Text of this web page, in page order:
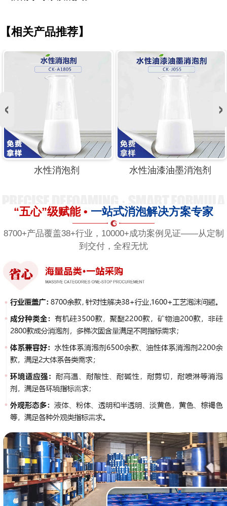
【相关产品推荐】
水性消泡剂 水性油漆油墨消泡剂
“五心”级赋能 • 一站式消泡解决方案专家
8700+产品覆盖38+行业，10000+成功案例见证——从定制
到交付，全程无忧